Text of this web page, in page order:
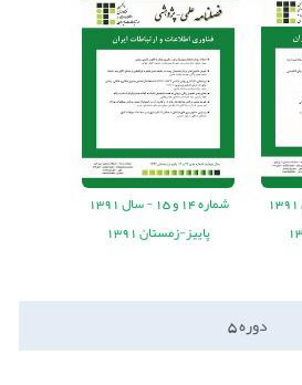
شماره14 و15
-سال1391
پاییز-زمستان 1391
دوره5